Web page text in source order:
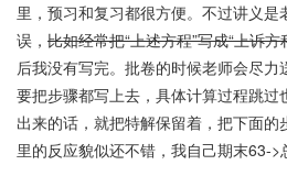
里，预习和复习都很方便。不过讲义
误， 比如经常把“上述方程”写成“上诉方
后我没有写完。批卷的时候老师会尽
要把步骤都写上去，具体计算过程跳过
出来的话，就把特解保留着，把下面
里的反应貌似还不错，我自己期末63->